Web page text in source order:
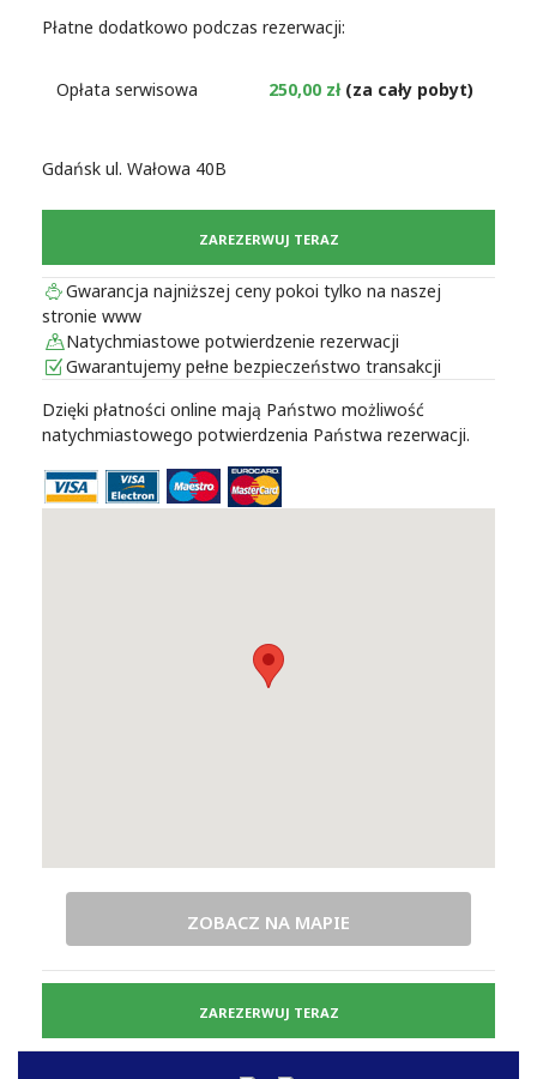
Płatne dodatkowo podczas rezerwacji:
Opłata serwisowa 250,00 zł(za cały pobyt)
Gdańsk ul. Wałowa 40B
ZAREZERWUJ TERAZ
Gwarancja najniższej ceny pokoi tylko na naszej
stronie www
Natychmiastowe potwierdzenie rezerwacji
Gwarantujemy pełne bezpieczeństwo transakcji
Dzięki płatności online mają Państwo możliwość
natychmiastowego potwierdzenia Państwa rezerwacji.
ZOBACZ NA MAPIE
ZAREZERWUJ TERAZ